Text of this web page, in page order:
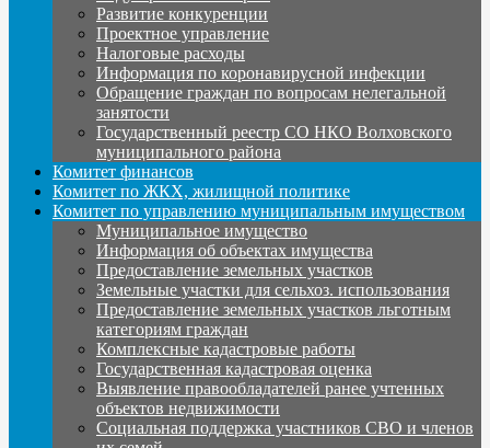
Развитие конкуренции
Проектное управление
Налоговые расходы
Информация по коронавирусной инфекции
Обращение граждан по вопросам нелегальной
занятости
Государственный реестр СО НКО Волховского
муниципального района
Комитет финансов
Комитет по ЖКХ, жилищной политике
Комитет по управлению муниципальным имуществом
Муниципальное имущество
Информация об объектах имущества
Предоставление земельных участков
Земельные участки для сельхоз. использования
Предоставление земельных участков льготным
категориям граждан
Комплексные кадастровые работы
Государственная кадастровая оценка
Выявление правообладателей ранее учтенных
объектов недвижимости
Социальная поддержка участников СВО и членов